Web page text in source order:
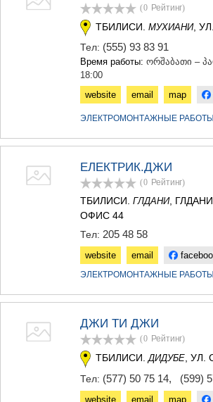
(0 Рейтинг)
ТБИЛИСИ. МУХИАНИ,
Тел: (555) 93 83 91
Время работы: ორშაბათი –
18:00
website
email map
ЭЛЕКТРОМОНТАЖНЫЕ РАБОТЫ
ЕЛЕКТРИК.ДЖИ
(0 Рейтинг)
ТБИЛИСИ. ГЛДАНИ,
ОФИС 44
Тел: 205 48 58
website email
ЭЛЕКТРОМОНТАЖНЫЕ РАБОТЫ
ДЖИ ТИ ДЖИ
(0 Рейтинг)
ТБИЛИСИ.ДИДУБЕ, УЛ.
Тел: (577) 50 75 14, (599)
website email map